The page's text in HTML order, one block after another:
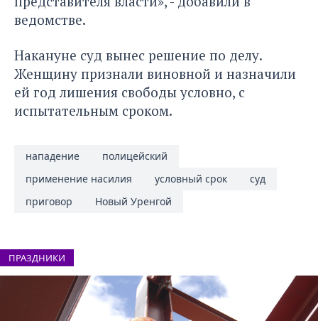
ведомстве.
Накануне суд вынес решение по делу.
Женщину признали виновной и назначили
ей год лишения свободы условно, с
испытательным сроком.
нападение
полицейский
применение насилия
условный срок
суд
приговор
Новый Уренгой
ПРАЗДНИКИ